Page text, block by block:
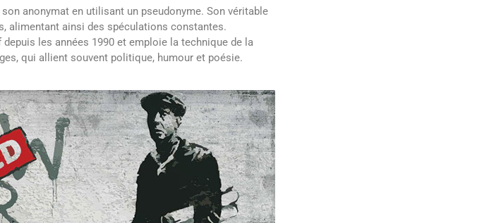
anonymat en utilisant un pseudonyme. Son véritable
alimentant ainsi des spéculations constantes.
les années 1990 et emploie la technique de la
qui allient souvent politique, humour et poésie.